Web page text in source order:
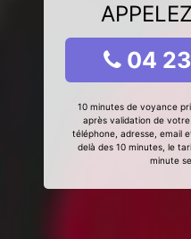
04
10 minutes de voyance
après validation de
téléphone, adresse, email
delà des 10 minutes, le
minute